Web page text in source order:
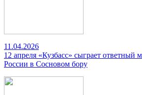
11.04.2026
12 апреля «Кузбасс» сыграет ответный
России в Сосновом бору